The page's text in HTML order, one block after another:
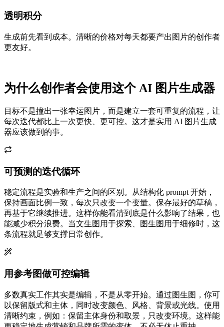
透明积分
生成前先看到成本。清晰的价格对每天都要产出图片的创作者
更友好。
为什么创作者会使用这个 AI 图片生成器
目标不是撞出一张幸运图片，而是建立一套可重复的流程，让
每次迭代都比上一次更快、更可控。这才是实用 AI 图片生成
器应该做到的事。
可预测的迭代循环
稳定流程是实验和生产之间的区别。从结构化 prompt 开始，
保持画面比例一致，每次只改变一个变量。保存最好的草稿，
再基于它继续推进。这样你能看清到底是什么影响了结果，也
能减少积分浪费。当文生图用于探索、图生图用于细修时，这
条流程就足够支撑日常创作。
用参考图做可控编辑
多数真实工作其实是编辑，不是从零开始。通过图生图，你可
以保留版式和主体，同时改变颜色、风格、背景或光线。使用
清晰约束，例如：保留主体身份和取景，只改变环境。这样能